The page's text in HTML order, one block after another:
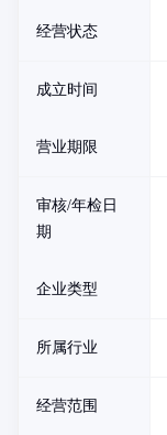
经营状态
成立时间
营业期限
审核/年检日
期
企业类型
所属行业
经营范围